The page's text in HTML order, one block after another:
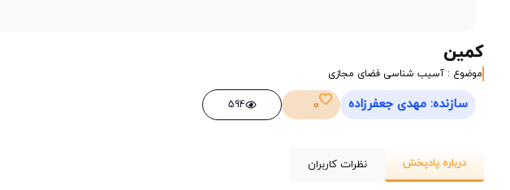
کمین
موضوع : آسیب شناسی فضای مجازی
سازنده: مهدی جعفرزاده 0
594
درباره پادپخش نظرات کاربران